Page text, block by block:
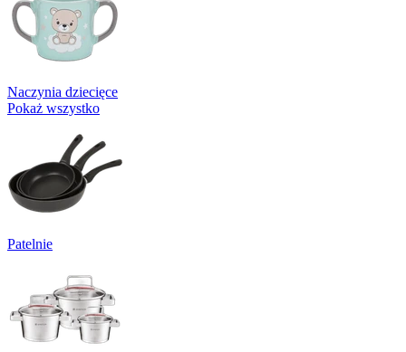
Naczynia dziecięce
Pokaż wszystko
Patelnie